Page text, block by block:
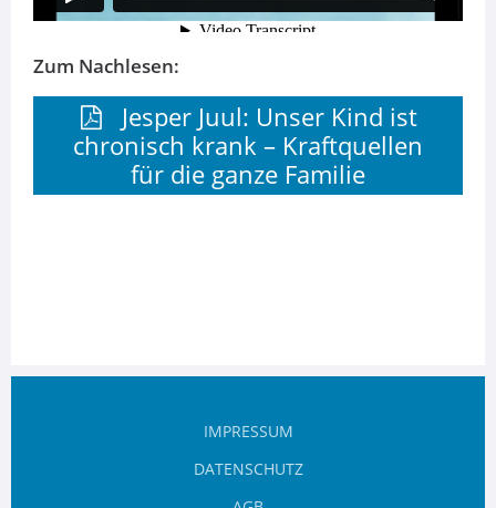
Zum Nachlesen:
Jesper Juul: Unser Kind ist
chronisch krank – Kraftquellen
für die ganze Familie
IMPRESSUM
DATENSCHUTZ